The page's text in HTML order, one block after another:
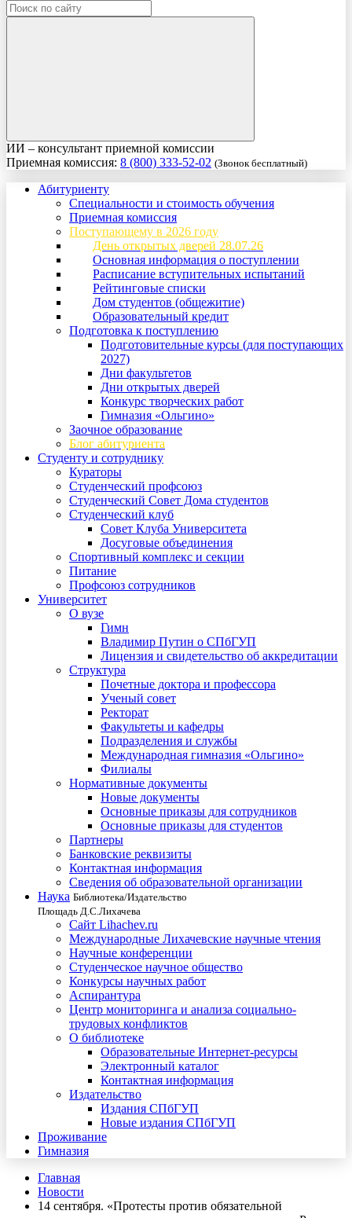
ИИ – консультант приемной комиссии
Приемная комиссия: 8 (800) 333-52-02 (Звонок бесплатный)
Абитуриенту
Специальности и стоимость обучения
Приемная комиссия
Поступающему в 2026 году
День открытых дверей 28.07.26
Основная информация о поступлении
Расписание вступительных испытаний
Рейтинговые списки
Дом студентов (общежитие)
Образовательный кредит
Подготовка к поступлению
Подготовительные курсы (для поступающих
2027)
Дни факультетов
Дни открытых дверей
Конкурс творческих работ
Гимназия «Ольгино»
Заочное образование
Блог абитуриента
Студенту и сотруднику
Кураторы
Студенческий профсоюз
Студенческий Совет Дома студентов
Студенческий клуб
Совет Клуба Университета
Досуговые объединения
Спортивный комплекс и секции
Питание
Профсоюз сотрудников
Университет
О вузе
Гимн
Владимир Путин о СПбГУП
Лицензия и свидетельство об аккредитации
Структура
Почетные доктора и профессора
Ученый совет
Ректорат
Факультеты и кафедры
Подразделения и службы
Международная гимназия «Ольгино»
Филиалы
Нормативные документы
Новые документы
Основные приказы для сотрудников
Основные приказы для студентов
Партнеры
Банковские реквизиты
Контактная информация
Сведения об образовательной организации
Наука Библиотека/Издательство
Площадь Д.С.Лихачева
Сайт Lihachev.ru
Международные Лихачевские научные чтения
Научные конференции
Студенческое научное общество
Конкурсы научных работ
Аспирантура
Центр мониторинга и анализа социально-
трудовых конфликтов
О библиотеке
Образовательные Интернет-ресурсы
Электронный каталог
Контактная информация
Издательство
Издания СПбГУП
Новые издания СПбГУП
Проживание
Гимназия
Главная
Новости
14 сентября. «Протесты против обязательной